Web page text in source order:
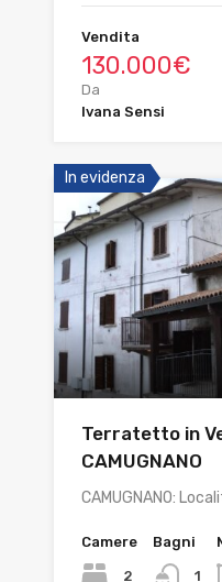
Vendita
130.000€
Da
Ivana Sensi
In evidenza
Terratetto in
CAMUGNANO
CAMUGNANO:
Camere
2
Bagni
1